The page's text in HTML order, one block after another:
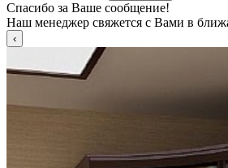
Спасибо за Ваше сообщение!
Наш менеджер свяжется с Вами в